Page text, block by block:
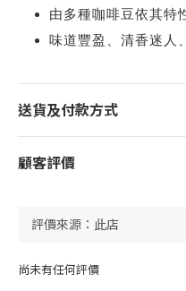
由多種咖啡豆依其特
味道豐盈、清香迷人
送貨及付款方式
顧客評價
尚未有任何評價